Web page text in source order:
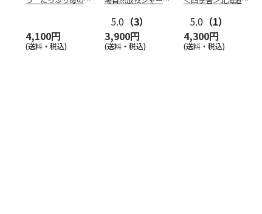
4,100円
(送料・税込)
ト（…
5.0 （3）
3,900円
(送料・税込)
イス…
5.0 （1）
4,300円
(送料・税込)